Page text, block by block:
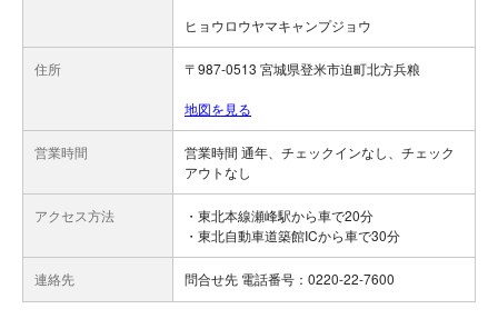
ヒョウロウヤマキャンプジョウ
住所 〒987-0513 宮城県登米市迫町北方兵粮
地図を見る
営業時間
営業時間 通年、チェックインなし、チェック
アウトなし
アクセス方法
・東北本線瀬峰駅から車で20分
・東北自動車道築館ICから車で30分
連絡先 問合せ先 電話番号：0220-22-7600